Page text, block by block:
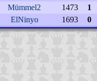
Mümmel2 1473
1
ElNinyo 1693 0